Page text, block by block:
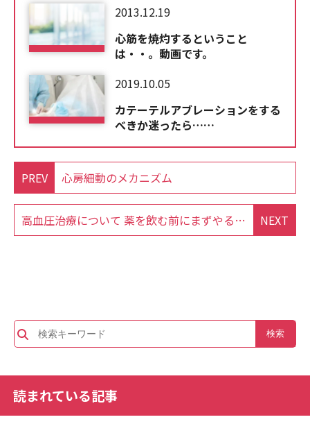
2013.12.19
心筋を焼灼するということ
は・・。動画です。
2019.10.05
カテーテルアブレーションをする
べきか迷ったら……
PREV 心房細動のメカニズム
NEXT
高血圧治療について 薬を飲む前にまずやるべきこと 野菜を食べよう
読まれている記事